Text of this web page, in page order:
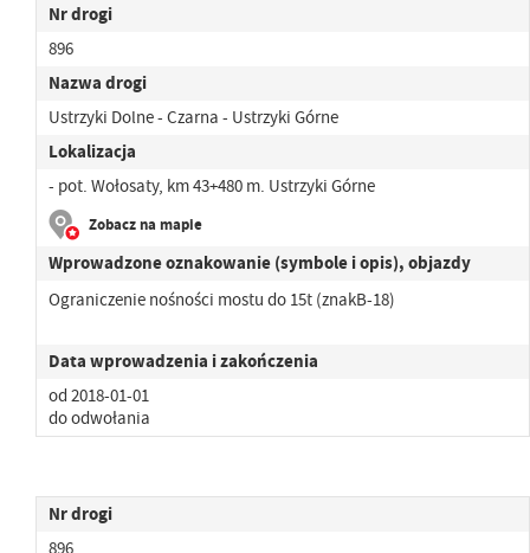
Nr drogi
896
Nazwa drogi
Ustrzyki Dolne - Czarna - Ustrzyki Górne
Lokalizacja
- pot. Wołosaty, km 43+480 m. Ustrzyki Górne
Zobacz na mapie
Wprowadzone oznakowanie (symbole i opis), objazdy
Ograniczenie nośności mostu do 15t (znakB-18)
Data wprowadzenia i zakończenia
od 2018-01-01
do odwołania
Nr drogi
896